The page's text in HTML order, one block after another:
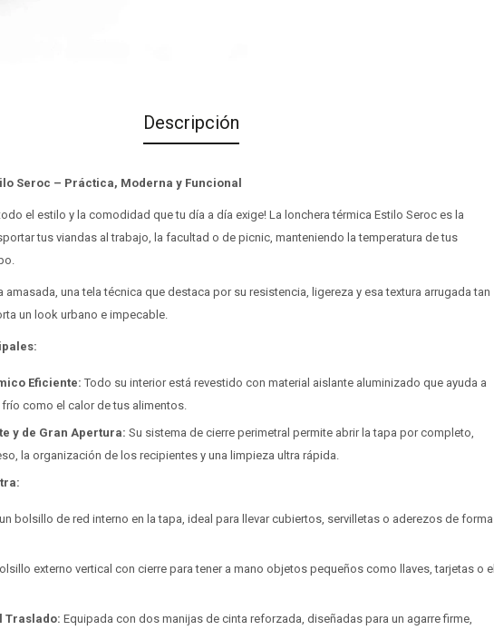
Descripción
Seroc – Práctica, Moderna y Funcional
el estilo y la comodidad que tu día a día exige! La lonchera térmica Estilo Seroc es la
tus viandas al trabajo, la facultad o de picnic, manteniendo la temperatura de tus
una tela técnica que destaca por su resistencia, ligereza y esa textura arrugada tan
un look urbano e impecable.
Eficiente: Todo su interior está revestido con material aislante aluminizado que ayuda a
como el calor de tus alimentos.
y de Gran Apertura: Su sistema de cierre perimetral permite abrir la tapa por completo,
la organización de los recipientes y una limpieza ultra rápida.
bolsillo de red interno en la tapa, ideal para llevar cubiertos, servilletas o aderezos de forma
externo vertical con cierre para tener a mano objetos pequeños como llaves, tarjetas o el
Traslado: Equipada con dos manijas de cinta reforzada, diseñadas para un agarre firme,